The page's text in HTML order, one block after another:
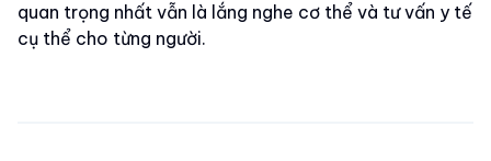
quan trọng nhất vẫn là lắng nghe cơ thể và tư vấn y tế
cụ thể cho từng người.